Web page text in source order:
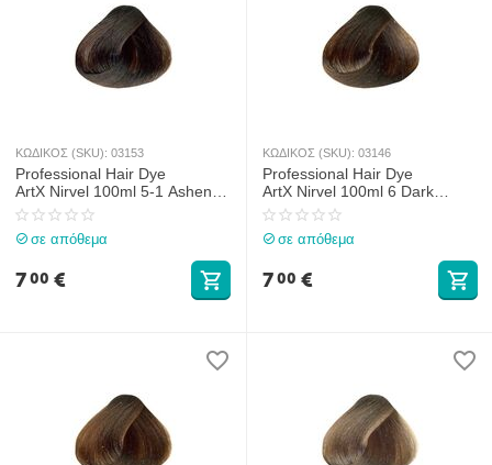
ΚΩΔΙΚΟΣ (SKU): 03153
Professional Hair Dye
ArtX Nirvel 100ml 5-1 Ashen
Light Chestnut
σε απόθεμα
700 €
ΚΩΔΙΚΟΣ (SKU): 03146
Professional Hair Dye
ArtX Nirvel 100ml 6 Dark
Blonde
σε απόθεμα
700 €